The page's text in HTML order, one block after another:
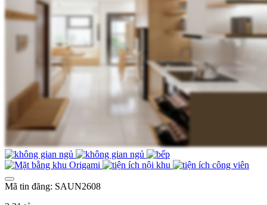
Mã tin đăng: SAUN2608